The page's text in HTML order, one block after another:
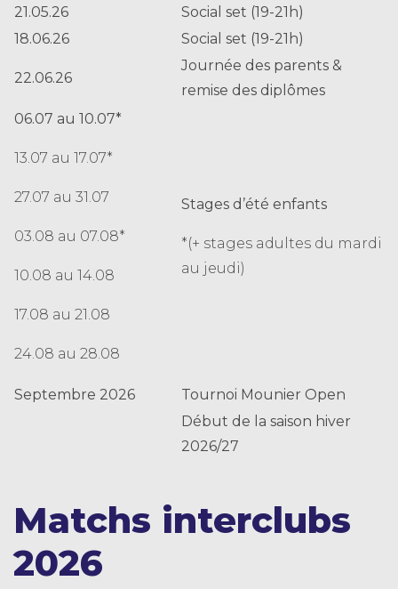
21.05.26
Social set (19-21h)
18.06.26
Social set (19-21h)
22.06.26
Journée des parents &
remise des diplômes
06.07 au 10.07*
13.07 au 17.07*
27.07 au 31.07
03.08 au 07.08*
10.08 au 14.08
17.08 au 21.08
24.08 au 28.08
Stages d’été enfants
*(+ stages adultes du mardi
au jeudi)
Septembre 2026
Tournoi Mounier Open
Début de la saison hiver
2026/27
Matchs interclubs
2026